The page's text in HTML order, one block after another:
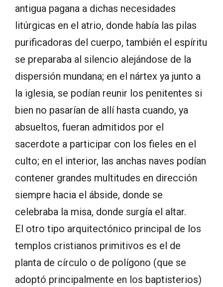
antigua pagana a dichas necesidades
litúrgicas en el atrio, donde había las pilas
purificadoras del cuerpo, también el espíritu
se preparaba al silencio alejándose de la
dispersión mundana; en el nártex ya junto a
la iglesia, se podían reunir los penitentes si
bien no pasarían de allí hasta cuando, ya
absueltos, fueran admitidos por el
sacerdote a participar con los fieles en el
culto; en el interior, las anchas naves podían
contener grandes multitudes en dirección
siempre hacia el ábside, donde se
celebraba la misa, donde surgía el altar.
El otro tipo arquitectónico principal de los
templos cristianos primitivos es el de
planta de círculo o de polígono (que se
adoptó principalmente en los baptisterios)